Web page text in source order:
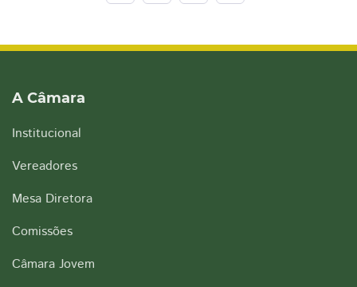
A Câmara
Institucional
Vereadores
Mesa Diretora
Comissões
Câmara Jovem